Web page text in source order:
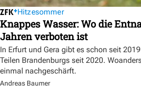
Hitzesommer
Knappes Wasser: Wo die
Jahren verboten ist
In Erfurt und Gera gibt es schon seit
Teilen Brandenburgs seit 2020.
einmal nachgeschärft.
Andreas Baumer